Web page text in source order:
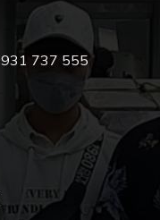
737 555